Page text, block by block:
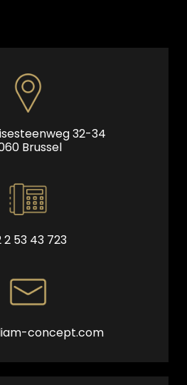
32-34
Brussel
2 53 43 723
concept.com